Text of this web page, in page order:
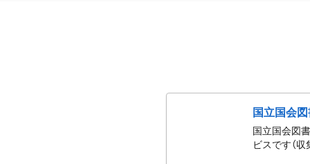
国立国会
国立国会図
ビスです（